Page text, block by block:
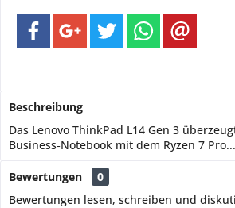
Beschreibung
Das Lenovo ThinkPad L14 Gen 3
Business‑Notebook mit dem Ryzen 7 Pro...
Bewertungen
0
Bewertungen lesen, schreiben und